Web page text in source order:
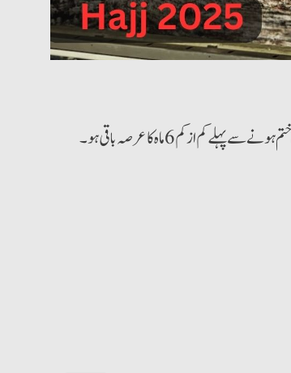
کم 6 ماہ کا عرصہ باقی ہو۔